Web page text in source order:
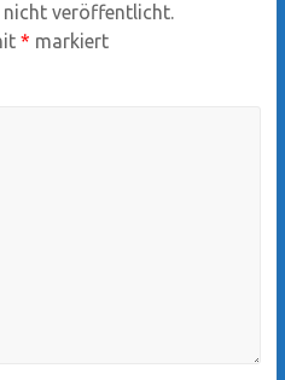
nicht veröffentlicht.
* markiert